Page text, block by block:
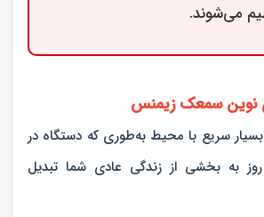
می‌شوند.
نوین سمعک زیمنس
بسیار سریع با محیط به‌طوری که دستگاه در
به بخشی از زندگی عادی شما تبدیل